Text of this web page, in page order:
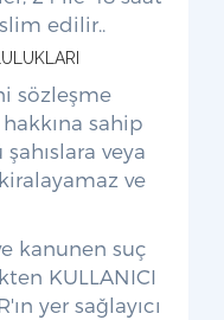
edilir..
sözleşme
sahip
veya
ve
kanunen suç
KULLANICI
yer sağlayıcı